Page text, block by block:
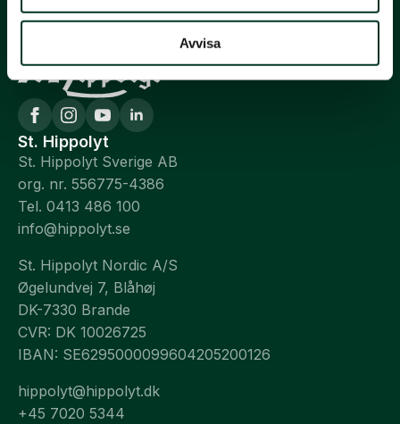
Avvisa
St. Hippolyt
St. Hippolyt Sverige AB
org. nr. 556775-4386
Tel. 0413 486 100
info@hippolyt.se
St. Hippolyt Nordic A/S
Øgelundvej 7, Blåhøj
DK-7330 Brande
CVR: DK 10026725
IBAN: SE6295000099604205200126
hippolyt@hippolyt.dk
+45 7020 5344